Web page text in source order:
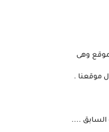
وهى
موقعنا .
السابق ....